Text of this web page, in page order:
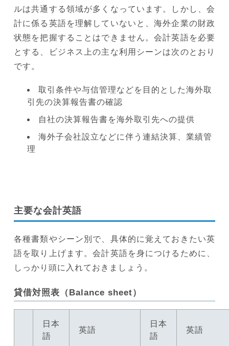
ルは共通する領域が多くなっています。しかし、会
計に係る英語を理解していないと、海外企業の財政
状態を把握することはできません。会計英語を必要
とする、ビジネス上の主な利用シーンは次のとおり
です。
取引条件や与信管理などを目的とした海外取
引先の決算報告書の確認
自社の決算報告書を海外取引先への提供
海外子会社設立などに伴う連結決算、業績管
理
主要な会計英語
各種書類やシーン別で、具体的に覚えておきたい英
語を取り上げます。会計英語を身につけるために、
しっかり頭に入れておきましょう。
貸借対照表（Balance sheet）
日本
語
英語
日本
語
英語